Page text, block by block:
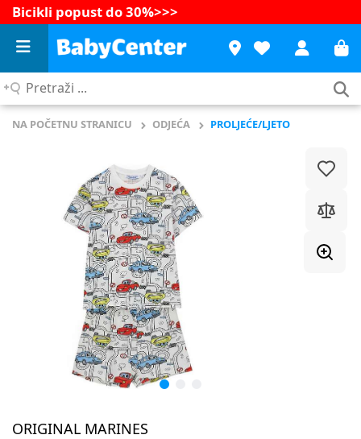
Bicikli popust do 30%>>>
Pretraži
NA POČETNU STRANICU ODJEĆA PROLJEĆE/LJETO
ORIGINAL MARINES